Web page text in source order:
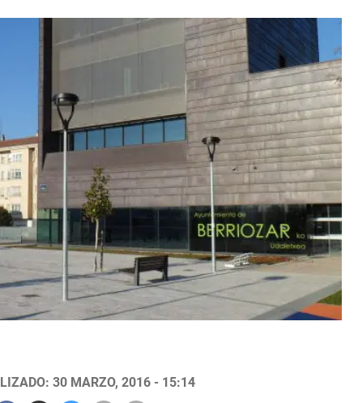
30 MARZO, 2016 - 15:14